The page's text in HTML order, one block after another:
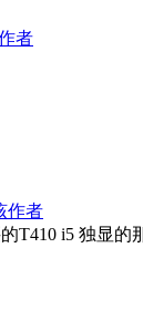
者
作者
T410 i5 独显